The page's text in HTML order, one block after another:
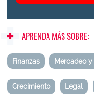
APRENDA MÁS SOBRE:
Finanzas Mercadeo y
Crecimiento Legal